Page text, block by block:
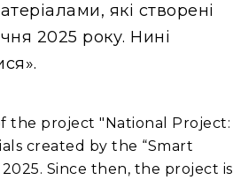
які створені
2025 року. Нині
the project "National Project:
created by the “Smart
Since then, the project is